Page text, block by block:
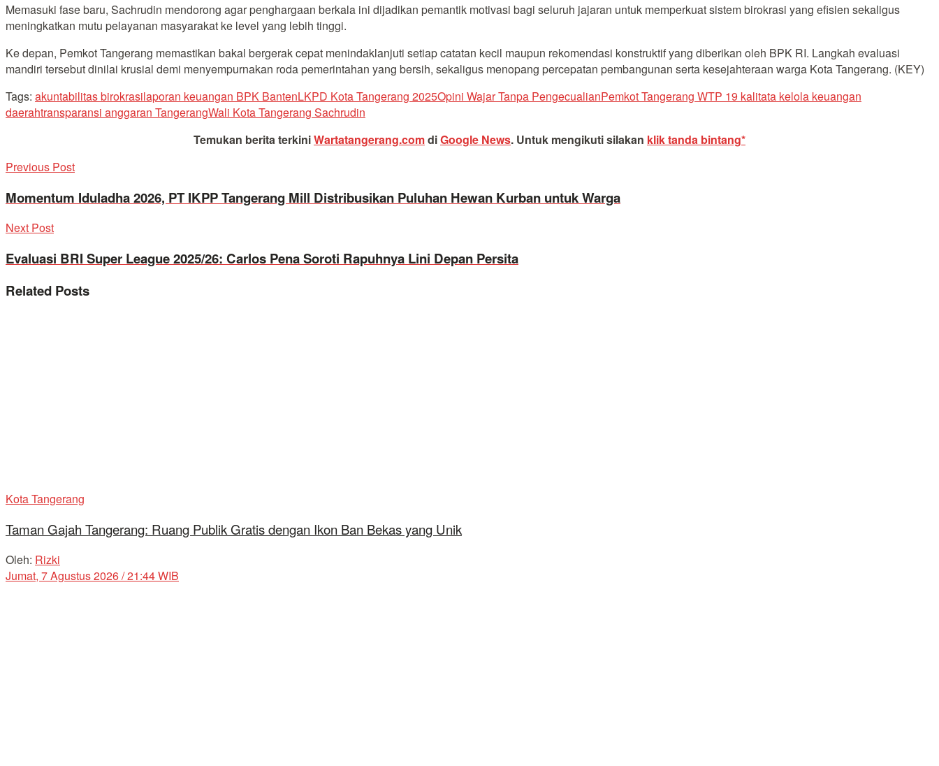
Memasuki fase baru, Sachrudin mendorong agar penghargaan berkala ini dijadikan pemantik motivasi bagi seluruh jajaran untuk memperkuat sistem birokrasi yang efisien sekaligus
meningkatkan mutu pelayanan masyarakat ke level yang lebih tinggi.
Ke depan, Pemkot Tangerang memastikan bakal bergerak cepat menindaklanjuti setiap catatan kecil maupun rekomendasi konstruktif yang diberikan oleh BPK RI. Langkah evaluasi
mandiri tersebut dinilai krusial demi menyempurnakan roda pemerintahan yang bersih, sekaligus menopang percepatan pembangunan serta kesejahteraan warga Kota Tangerang. (KEY)
Tags: akuntabilitas birokrasilaporan keuangan BPK BantenLKPD Kota Tangerang 2025Opini Wajar Tanpa PengecualianPemkot Tangerang WTP 19 kalitata kelola keuangan
daerahtransparansi anggaran TangerangWali Kota Tangerang Sachrudin
Temukan berita terkiniWartatangerang.comdiGoogle News. Untuk mengikuti silakan klik tanda bintang*
Previous Post
Momentum Iduladha 2026, PT IKPP Tangerang Mill Distribusikan Puluhan Hewan Kurban untuk Warga
Next Post
Evaluasi BRI Super League 2025/26: Carlos Pena Soroti Rapuhnya Lini Depan Persita
Related Posts
Kota Tangerang
Taman Gajah Tangerang: Ruang Publik Gratis dengan Ikon Ban Bekas yang Unik
Oleh: Rizki
Jumat, 7 Agustus 2026 / 21:44 WIB